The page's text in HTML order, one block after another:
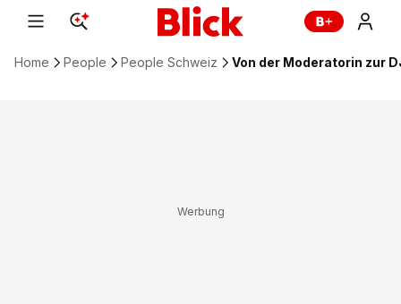
Home People People Schweiz Von der Moderatorin zur